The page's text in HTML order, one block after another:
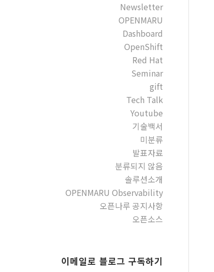
Newsletter
OPENMARU
Dashboard
OpenShift
Red Hat
Seminar
gift
Tech Talk
Youtube
기술백서
미분류
발표자료
분류되지 않음
솔루션소개
OPENMARU Observability
오픈나루 공지사항
오픈소스
이메일로 블로그 구독하기